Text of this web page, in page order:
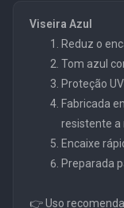
Viseira Azul
Reduz o
Tom azul
Proteção
Fabricada
resistente a
Encaixe
Preparada
👉 Uso